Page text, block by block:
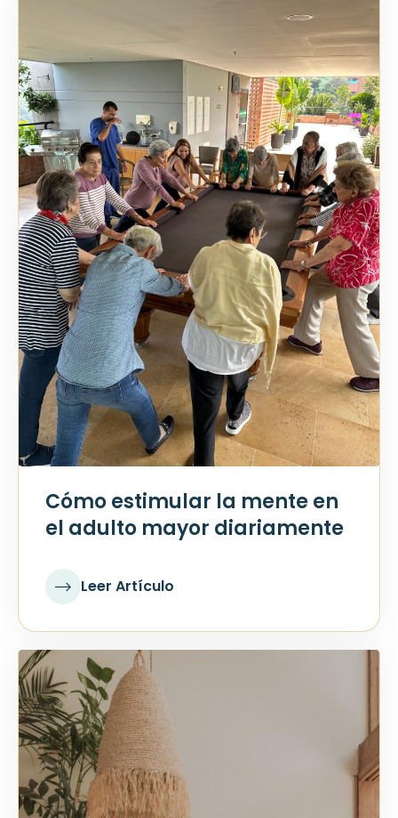
Cómo estimular la mente en
el adulto mayor diariamente
Leer Artículo